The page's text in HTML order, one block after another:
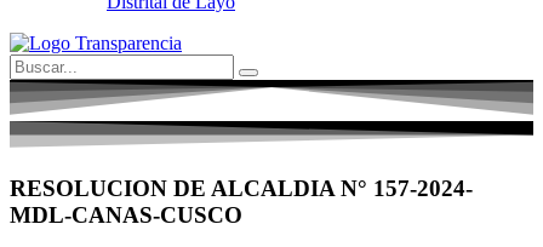
RESOLUCION DE ALCALDIA N° 157-2024-
MDL-CANAS-CUSCO